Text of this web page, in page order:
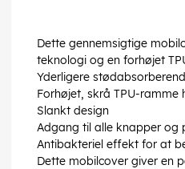
Dette gennemsigtige
teknologi og en forhøjet
Yderligere
Forhøjet, skrå TPU-
Slankt design
Adgang til alle knapper og
Antibakteriel effekt for at
Dette mobilcover giver en